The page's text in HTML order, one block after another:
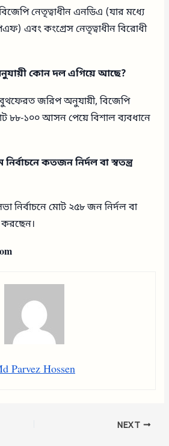
নেতৃত্বাধীন এনডিএ (যার মধ্যে
এবং কংগ্রেস নেতৃত্বাধীন বিরোধী
কোন দল এগিয়ে আছে?
জরিপ অনুযায়ী, বিজেপি
৮৮-১০০ আসন পেয়ে বিশাল ব্যবধানে
কতজন নির্দল বা স্বতন্ত্র
নির্বাচনে মোট ২৫৮ জন নির্দল বা
করছেন।
Parvez Hossen
NEXT